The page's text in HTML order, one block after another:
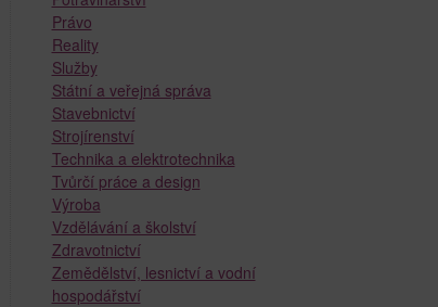
Právo
Reality
Služby
Státní a veřejná správa
Stavebnictví
Strojírenství
Technika a elektrotechnika
Tvůrčí práce a design
Výroba
Vzdělávání a školství
Zdravotnictví
Zemědělství, lesnictví a vodní
hospodářství